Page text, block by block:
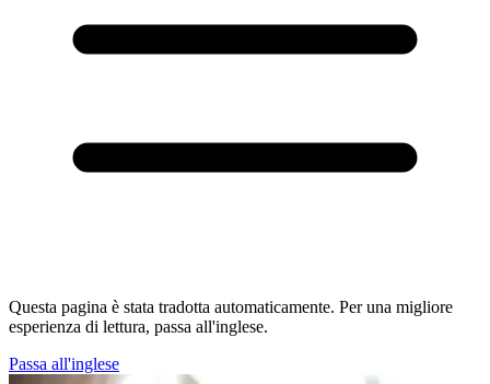
Questa pagina è stata tradotta automaticamente. Per una migliore
esperienza di lettura, passa all'inglese.
Passa all'inglese